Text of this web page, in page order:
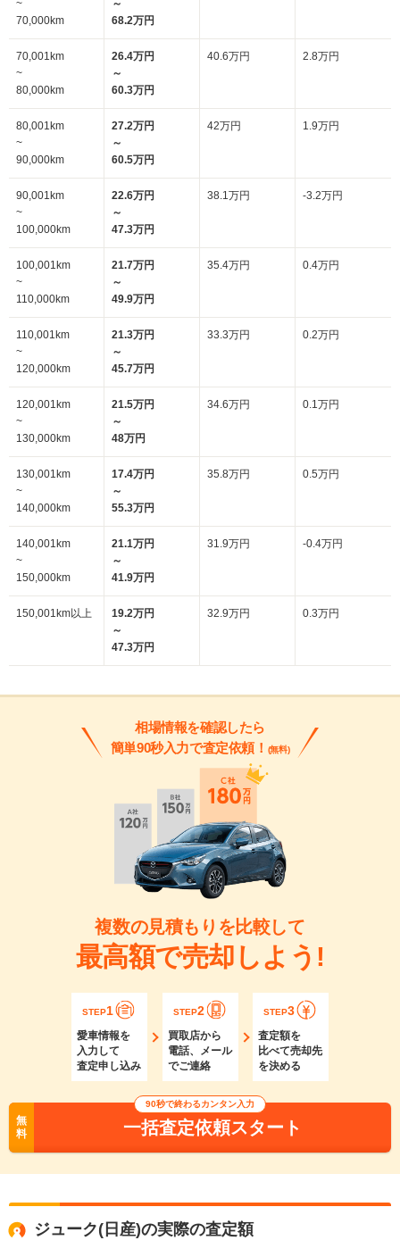
~
70,000km
～
68.2万円
70,001km
~
80,000km
26.4万円
～
60.3万円
40.6万円 2.8万円
80,001km
~
90,000km
27.2万円
～
60.5万円
42万円 1.9万円
90,001km
~
100,000km
22.6万円
～
47.3万円
38.1万円 -3.2万円
100,001km
~
110,000km
21.7万円
～
49.9万円
35.4万円 0.4万円
110,001km
~
120,000km
21.3万円
～
45.7万円
33.3万円 0.2万円
120,001km
~
130,000km
21.5万円
～
48万円
34.6万円 0.1万円
130,001km
~
140,000km
17.4万円
～
55.3万円
35.8万円 0.5万円
140,001km
~
150,000km
21.1万円
～
41.9万円
31.9万円 -0.4万円
150,001km以上
19.2万円
～
47.3万円
32.9万円 0.3万円
相場情報を確認したら
簡単90秒入力で査定依頼！ (無料)
複数の見積もりを比較して
最高額で売却しよう!
STEP1
愛車情報を
入力して
査定申し込み
STEP2
買取店から
電話、メール
でご連絡
STEP3
査定額を
比べて売却先
を決める
無
料
90秒で終わるカンタン入力
一括査定依頼スタート
ジューク(日産)の実際の査定額